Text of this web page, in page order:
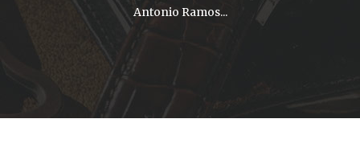
Antonio Ramos...